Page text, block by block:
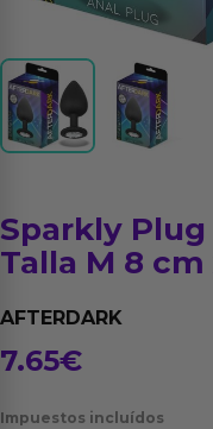
Sparkly
Talla M 8 cm
AFTERDARK
7.65€
Impuestos incluídos